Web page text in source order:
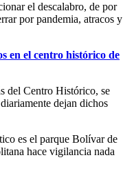
el descalabro, de por
por pandemia, atracos y
en el centro histórico de
del Centro Histórico, se
dejan dichos
es el parque Bolívar de
hace vigilancia nada